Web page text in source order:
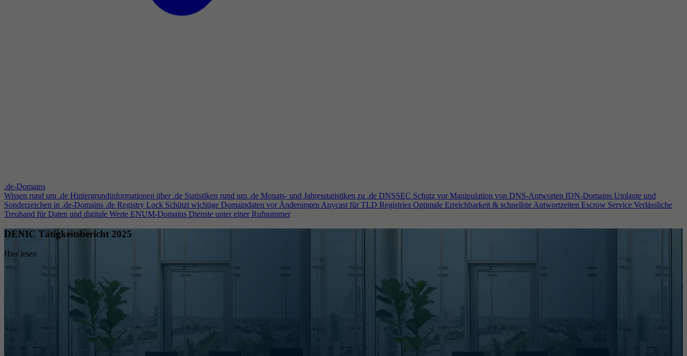
.de-Domains
Wissen rund um .de Hintergrundinformationen über .de Statistiken rund um .de Monats- und Jahresstatistiken zu .de DNSSEC Schutz vor Manipulation von DNS-Antworten IDN-Domains Umlaute und
Sonderzeichen in .de-Domains .de Registry Lock Schützt wichtige Domaindaten vor ÄnderungenAnycast für TLD Registries Optimale Erreichbarkeit & schnellste Antwortzeiten Escrow Service Verlässliche
Treuhand für Daten und digitale Werte ENUM-Domains Dienste unter einer Rufnummer
DENIC Tätigkeitsbericht 2025
Hier lesen